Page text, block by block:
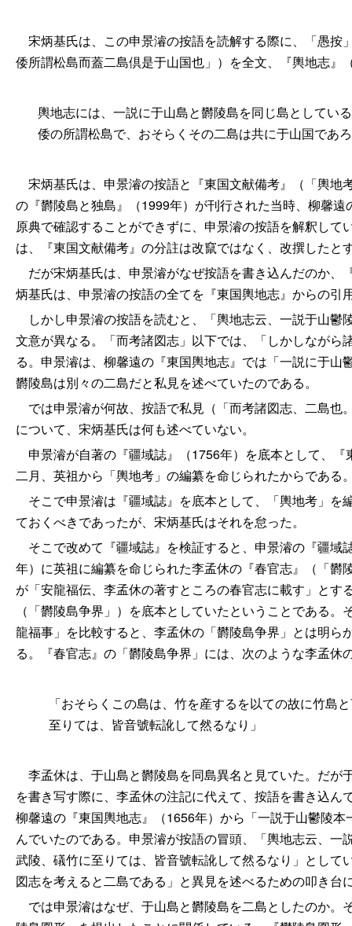
宋炳基氏は、この申景濬の按語を読解する際に、「愚按
倭所謂松島而蓋二島倶是于山国也」）を全文、『輿地志
輿地志には、一説に于山島と欝陵島を同じ島としてい
倭の所謂松島で、おそらくその二島は共に于山国であ
宋炳基氏は、申景濬の按語と『東国文献備考』（「輿地
の『欝陵島と独島』（1999年）が刊行された当時、柳馨
原典で確認することができずに、申景濬の按語を解釈し
は、『東国文献備考』の分註は改竄ではなく、改撰したと
だが宋炳基氏は、申景濬がなぜ按語を書き込んだのか、
炳基氏は、申景濬の按語の全てを『東国輿地志』からの引
しかし申景濬の按語を読むと、「輿地志云、一説于山鬱
文意が異なる。「而考諸図志」以下では、「しかしなが
る。申景濬は、柳馨遠の『東国輿地志』では「一説に于
欝陵島は別々の二島だと私見を述べていたのである。
では申景濬が何故、按語で私見（「而考諸図志、二島也
について、宋炳基氏は何も述べていない。
申景濬が自著の『疆域誌』（1756年）を底本として、
二月、英祖から「輿地考」の編纂を命じられたからである
そこで申景濬は『疆域誌』を底本として、「輿地考」を
ておくべきであったが、宋炳基氏はそれを怠った。
そこで改めて『疆域誌』を検証すると、申景濬の『疆域
年）に英祖に編纂を命じられた李孟休の『春官志』（「
が「安龍福伝、李孟休の著すところの春官志に載す」と
（「欝陵島争界」）を底本としていたということである
龍福事」を比較すると、李孟休の「欝陵島争界」とは明
る。『春官志』の「欝陵島争界」には、次のような李孟休
「おそらくこの島は、竹を産するを以ての故に竹
至りては、皆音號転訛して然るなり」
李孟休は、于山島と欝陵島を同島異名と見ていた。だが
を書き写す際に、李孟休の注記に代えて、按語を書き込
柳馨遠の『東国輿地志』（1656年）から「一説于山鬱陵
んでいたのである。申景濬が按語の冒頭、「輿地志云、
武陵、礒竹に至りては、皆音號転訛して然るなり」とし
図志を考えると二島である」と異見を述べるための叩き台
では申景濬はなぜ、于山島と欝陵島を二島としたのか。